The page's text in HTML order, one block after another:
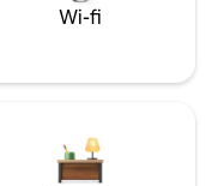
Wi-fi